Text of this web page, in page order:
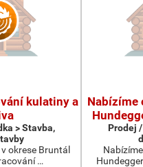
kulatiny a
> Stavba,
okrese Bruntál
…
Nabízíme
Prodej